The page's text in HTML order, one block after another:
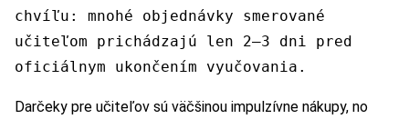
chvíľu: mnohé objednávky smerované
učiteľom prichádzajú len 2–3 dni pred
oficiálnym ukončením vyučovania.
Darčeky pre učiteľov sú väčšinou impulzívne nákupy, no